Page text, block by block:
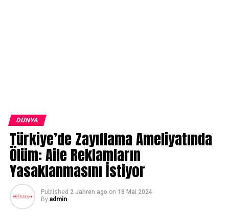
DÜNYA
Türkiye’de Zayıflama Ameliyatında
Ölüm: Aile Reklamların
Yasaklanmasını İstiyor
Published 2 Jahren ago on 18 Mai 2024
By admin